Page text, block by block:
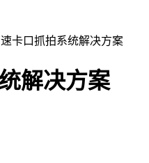
卡口抓拍系统解决方案
解决方案